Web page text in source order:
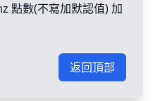
點數(不寫加默認值) 加
返回頂部